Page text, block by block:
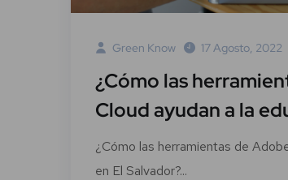
Green Know 17 Agosto, 2022
¿Cómo las
Cloud ayudan a la
¿Cómo las herramientas de
en El Salvador?...